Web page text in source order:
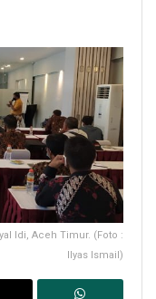
Idi, Aceh Timur. (Foto :
Ilyas Ismail)